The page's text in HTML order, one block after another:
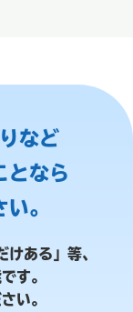
など
となら
。
けある」等、
す。
い。